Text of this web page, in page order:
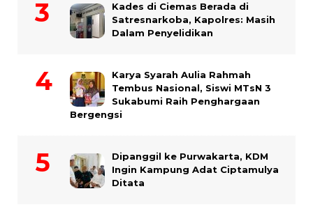
Kades di Ciemas Berada di
Satresnarkoba, Kapolres: Masih
Dalam Penyelidikan
Karya Syarah Aulia Rahmah
Tembus Nasional, Siswi MTsN 3
Sukabumi Raih Penghargaan
Bergengsi
Dipanggil ke Purwakarta, KDM
Ingin Kampung Adat Ciptamulya
Ditata